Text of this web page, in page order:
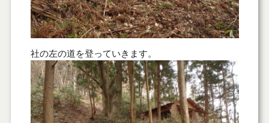
社の左の道を登っていきます。